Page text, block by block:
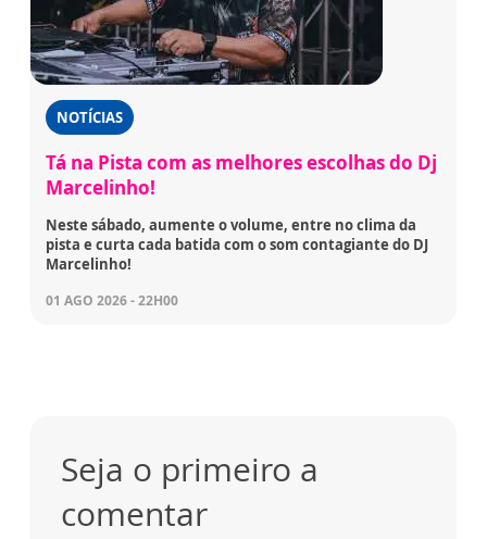
NOTÍCIAS
Tá na Pista com as melhores escolhas do Dj
Marcelinho!
Neste sábado, aumente o volume, entre no clima da
pista e curta cada batida com o som contagiante do DJ
Marcelinho!
01 AGO 2026 - 22H00
Seja o primeiro a
comentar